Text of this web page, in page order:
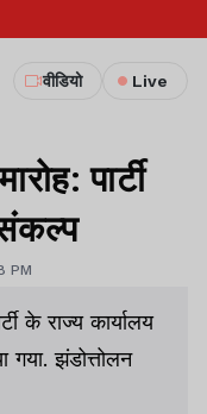
वीडियो Live
पार्टी
PM
के राज्य कार्यालय
गया. झंडोत्तोलन